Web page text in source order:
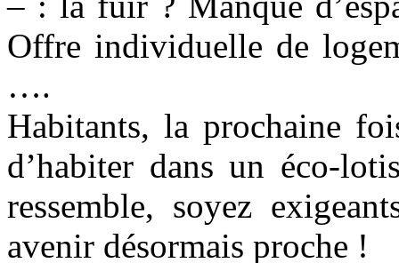
Offre individuelle de
….
Habitants, la prochaine
d’habiter dans un éco-
ressemble, soyez
avenir désormais proche !